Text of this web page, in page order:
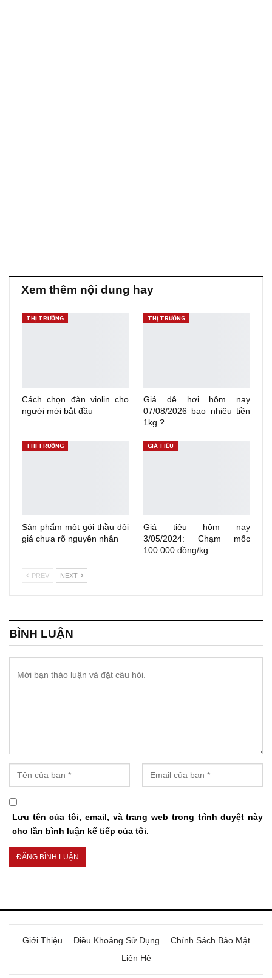
Xem thêm nội dung hay
THỊ TRƯỜNG
Cách chọn đàn violin cho
người mới bắt đầu
THỊ TRƯỜNG
Giá dê hơi hôm nay
07/08/2026 bao nhiêu tiền
1kg ?
THỊ TRƯỜNG
Sản phẩm một gói thầu đội
giá chưa rõ nguyên nhân
GIÁ TIÊU
Giá tiêu hôm nay
3/05/2024: Chạm mốc
100.000 đồng/kg
PREV NEXT
BÌNH LUẬN
Lưu tên của tôi, email, và trang web trong trình duyệt này
cho lần bình luận kế tiếp của tôi.
Giới Thiệu Điều Khoảng Sử Dụng
Chính Sách Bảo Mật
Liên Hệ